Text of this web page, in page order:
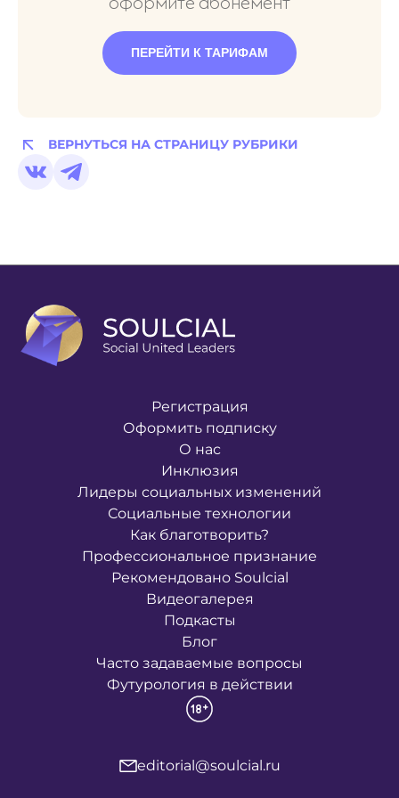
оформите абонемент
ПЕРЕЙТИ К ТАРИФАМ
ВЕРНУТЬСЯ НА СТРАНИЦУ РУБРИКИ
Регистрация
Оформить подписку
О нас
Инклюзия
Лидеры социальных изменений
Социальные технологии
Как благотворить?
Профессиональное признание
Рекомендовано Soulcial
Видеогалерея
Подкасты
Блог
Часто задаваемые вопросы
Футурология в действии
editorial@soulcial.ru